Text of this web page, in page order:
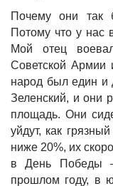
Почему они так
Потому что у нас
Мой отец
Советской Армии
народ был един и
Зеленский, и они
площадь. Они
уйдут, как
ниже 20%, их
в День Победы
прошлом году, в